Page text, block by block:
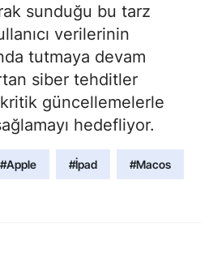
sunduğu bu tarz
verilerinin
tutmaya devam
siber tehditler
kritik güncellemelerle
hedefliyor.
#Apple #İpad #Macos